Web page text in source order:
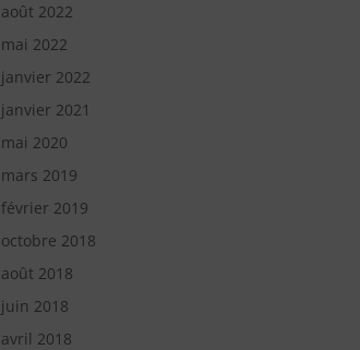
août 2022
mai 2022
janvier 2022
janvier 2021
mai 2020
mars 2019
février 2019
octobre 2018
août 2018
juin 2018
avril 2018